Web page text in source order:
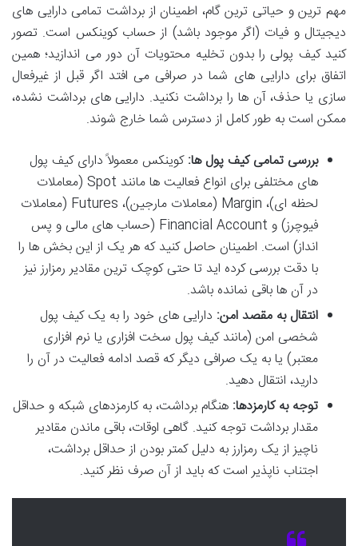
مهم ترین و حیاتی ترین گام، اطمینان از برداشت تمامی دارایی های
دیجیتال و فیات (اگر موجود باشد) از حساب کوینکس است. تصور
کنید کیف پولی را بدون تخلیه محتویات آن دور می اندازید؛ همین
اتفاق برای دارایی های شما در صرافی می افتد اگر قبل از غیرفعال
سازی یا حذف، آن ها را برداشت نکنید. دارایی های برداشت نشده،
ممکن است به طور کامل از دسترس شما خارج شوند.
بررسی تمامی کیف پول ها:کوینکس معمولاً دارای کیف پول
های مختلفی برای انواع فعالیت ها مانند Spot (معاملات
لحظه ای)، Margin (معاملات مارجین)، Futures (معاملات
فیوچرز) و Financial Account (حساب های مالی و پس
انداز) است. اطمینان حاصل کنید که هر یک از این بخش ها را
با دقت بررسی کرده اید تا حتی کوچک ترین مقادیر رمزارز نیز
در آن ها باقی نمانده باشد.
انتقال به مقصد امن: دارایی های خود را به یک کیف پول
شخصی امن (مانند کیف پول سخت افزاری یا نرم افزاری
معتبر) یا به یک صرافی دیگر که قصد ادامه فعالیت در آن را
دارید، انتقال دهید.
توجه به کارمزدها: هنگام برداشت، به کارمزدهای شبکه و حداقل
مقدار برداشت توجه کنید. گاهی اوقات، باقی ماندن مقادیر
ناچیز از یک رمزارز به دلیل کمتر بودن از حداقل برداشت،
اجتناب ناپذیر است که باید از آن صرف نظر کنید.